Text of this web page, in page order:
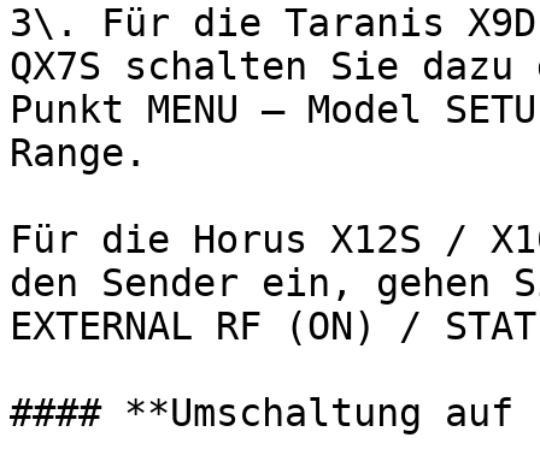
3\. Für die Taranis
QX7S schalten Sie
Punkt MENU – Model
Range.
Für die Horus X12S /
den Sender ein, gehen
EXTERNAL RF (ON) /
#### **Umschaltung